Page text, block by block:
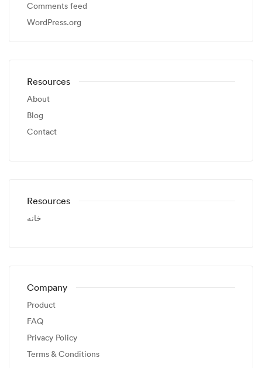
Comments feed
WordPress.org
Resources
About
Blog
Contact
Resources
خانه
Company
Product
FAQ
Privacy Policy
Terms & Conditions